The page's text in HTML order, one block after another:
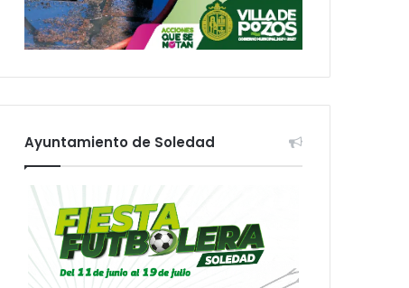
Ayuntamiento de Soledad